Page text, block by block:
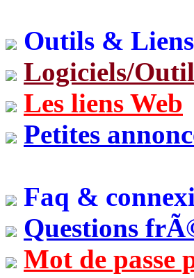
Outils & Liens
Logiciels/
Les liens Web
Petites
Faq &
Questions
Mot de passe